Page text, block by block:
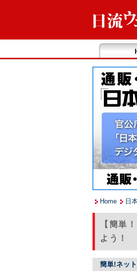
Home 日
【簡単
よう！
簡単!ネッ